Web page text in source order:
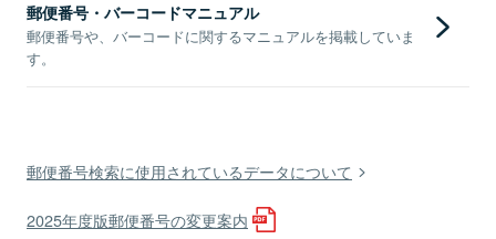
郵便番号・バーコードマニュアル
郵便番号や、バーコードに関するマニュアルを掲載していま
す。
郵便番号検索に使用されているデータについて
2025年度版郵便番号の変更案内